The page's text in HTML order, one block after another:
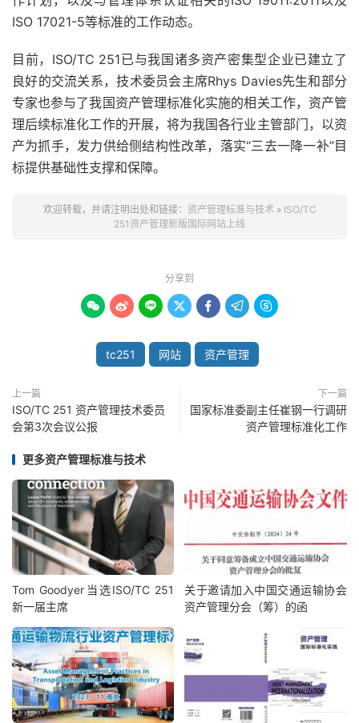
ISO 17021-5等标准的工作动态。
目前，ISO/TC 251已与我国诸多资产密集型企业已建立了
良好的交流关系，技术委员会主席Rhys Davies先生和部分
专家也参与了我国资产管理标准化实施的相关工作，资产管
理后续标准化工作的开展，将为我国各行业主管部门，以资
产为抓手，发力供给侧结构性改革，落实“三去一降一补”目
标提供基础性支撑和保障。
欢迎转载，并请注明出处和链接： 资产管理标准与技术 » ISO/TC
251资产管理新版国际网站上线
分享到
      
tc251 网站 资产管理
上一篇
ISO/TC 251 资产管理技术委员
会第3次会议公报
下一篇
国家标准委副主任崔钢一行调研
资产管理标准化工作
更多资产管理标准与技术
Tom Goodyer当选ISO/TC 251
新一届主席
关于邀请加入中国交通运输协会
资产管理分会（筹）的函